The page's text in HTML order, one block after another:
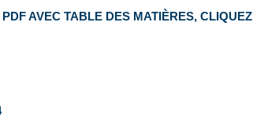
AVEC TABLE DES MATIÈRES, CLIQUEZ